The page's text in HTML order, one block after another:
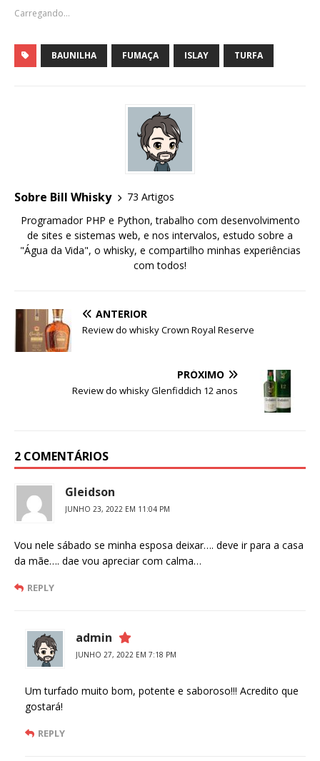
Carregando...
BAUNILHA FUMAÇA ISLAY TURFA
Sobre Bill Whisky
73 Artigos
Programador PHP e Python, trabalho com desenvolvimento
de sites e sistemas web, e nos intervalos, estudo sobre a
"Água da Vida", o whisky, e compartilho minhas experiências
com todos!
ANTERIOR
Review do whisky Crown Royal Reserve
PRÓXIMO
Review do whisky Glenfiddich 12 anos
2 COMENTÁRIOS
Gleidson
JUNHO 23, 2022 EM 11:04 PM
Vou nele sábado se minha esposa deixar…. deve ir para a casa
da mãe…. dae vou apreciar com calma…
REPLY
admin
JUNHO 27, 2022 EM 7:18 PM
Um turfado muito bom, potente e saboroso!!! Acredito que
gostará!
REPLY